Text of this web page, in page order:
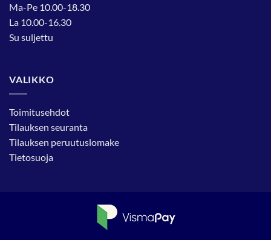
Ma-Pe 10.00-18.30
La 10.00-16.30
Su suljettu
VALIKKO
Toimitusehdot
Tilauksen seuranta
Tilauksen peruutuslomake
Tietosuoja